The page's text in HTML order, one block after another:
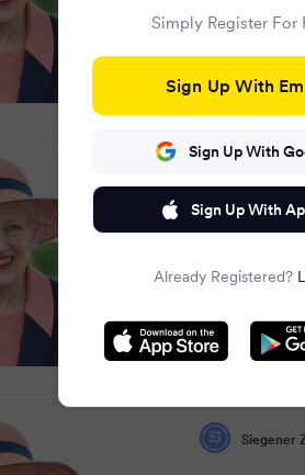
Siegener
Simply Register For
Sign Up With
Sign Up With
Sign Up With
Already Registered?